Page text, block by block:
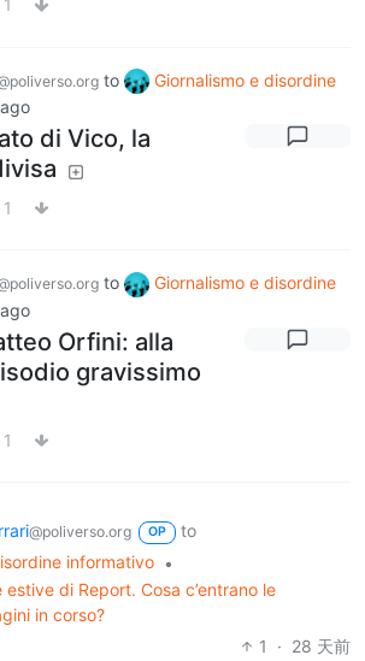
1
to
Giornalismo e disordine
di Vico, la
1
to
Giornalismo e disordine
Orfini: alla
gravissimo
1
@poliverso.org OP
to
informativo •
di Report. Cosa c’entrano le
in corso?
1
· 28 天前